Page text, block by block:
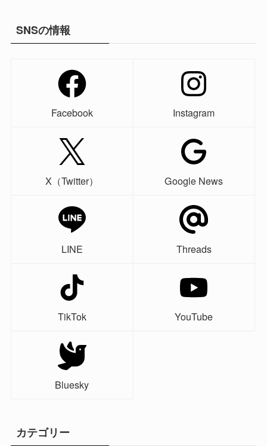
SNSの情報
Facebook Instagram
X（Twitter） Google News
LINE Threads
TikTok YouTube
Bluesky
カテゴリー